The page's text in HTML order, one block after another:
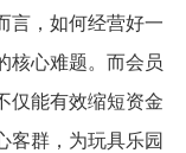
言，如何经营好一
核心难题。而会员
能有效缩短资金
客群，为玩具乐园